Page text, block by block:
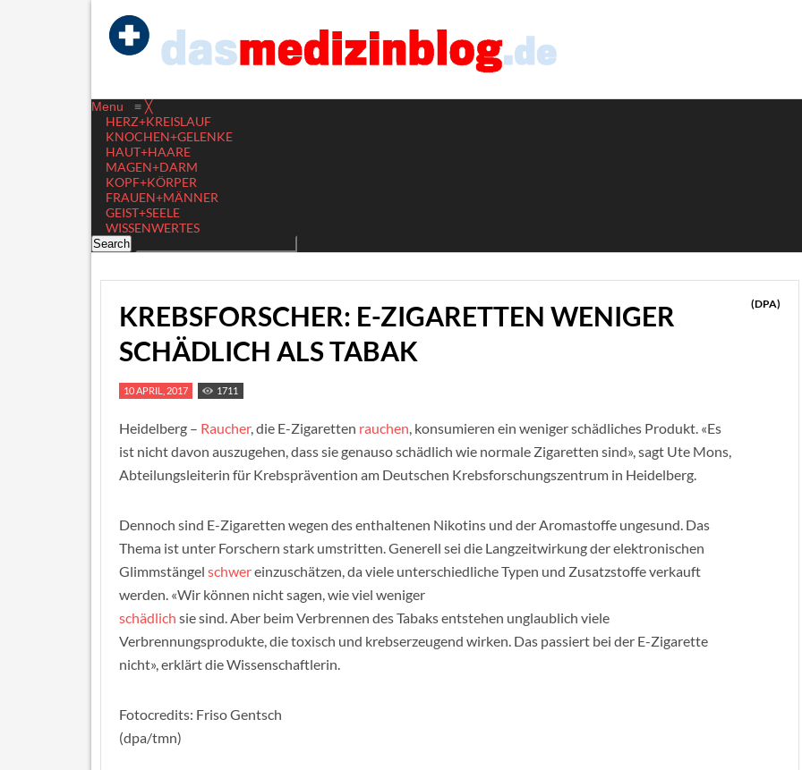
Menu ≡ ╳
HERZ+KREISLAUF
KNOCHEN+GELENKE
HAUT+HAARE
MAGEN+DARM
KOPF+KÖRPER
FRAUEN+MÄNNER
GEIST+SEELE
WISSENWERTES
KREBSFORSCHER: E-ZIGARETTEN WENIGER
SCHÄDLICH ALS TABAK
(DPA)
10 APRIL, 2017 1711
Heidelberg – Raucher, die E-Zigaretten rauchen, konsumieren ein weniger schädliches Produkt. «Es
ist nicht davon auszugehen, dass sie genauso schädlich wie normale Zigaretten sind», sagt Ute Mons,
Abteilungsleiterin für Krebsprävention am Deutschen Krebsforschungszentrum in Heidelberg.
Dennoch sind E-Zigaretten wegen des enthaltenen Nikotins und der Aromastoffe ungesund. Das
Thema ist unter Forschern stark umstritten. Generell sei die Langzeitwirkung der elektronischen
Glimmstängel schwereinzuschätzen, da viele unterschiedliche Typen und Zusatzstoffe verkauft
werden. «Wir können nicht sagen, wie viel weniger
schädlich sie sind. Aber beim Verbrennen des Tabaks entstehen unglaublich viele
Verbrennungsprodukte, die toxisch und krebserzeugend wirken. Das passiert bei der E-Zigarette
nicht», erklärt die Wissenschaftlerin.
Fotocredits: Friso Gentsch
(dpa/tmn)